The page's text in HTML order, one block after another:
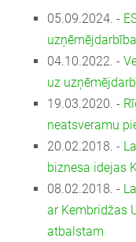
05.09.2024. -
04.10.2022. -
uz
19.03.2020. -
neatsveramu
20.02.2018. -
biznesa idejas
08.02.2018. -
ar Kembridžas
atbalstam